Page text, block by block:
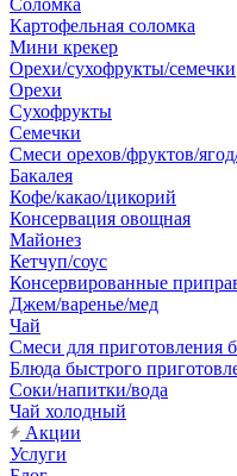
Соломка
Картофельная соломка
Мини крекер
Орехи/сухофрукты/семечки
Орехи
Сухофрукты
Семечки
Смеси орехов/фруктов/
Бакалея
Кофе/какао/цикорий
Консервация овощная
Майонез
Кетчуп/соус
Консервированные
Джем/варенье/мед
Чай
Смеси для приготовления
Блюда быстрого
Соки/напитки/вода
Чай холодный
Акции
Услуги